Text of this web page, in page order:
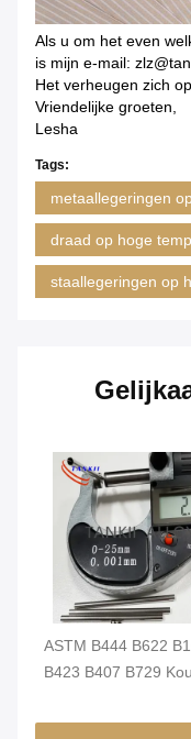
Als u om het even
is mijn e-mail:
Het verheugen zich
Vriendelijke groeten,
Lesha
Tags:
metaallegeringen
draad op hoge
staallegeringen op
ASTM B444 B622
B423 B407 B729
Hastelloy C22 C276